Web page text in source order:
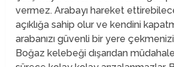
vermez. Arabayı hareket
açıklığa sahip olur ve kendini
arabanızı güvenli bir yere çekmenizi
Boğaz kelebeği dışarıdan